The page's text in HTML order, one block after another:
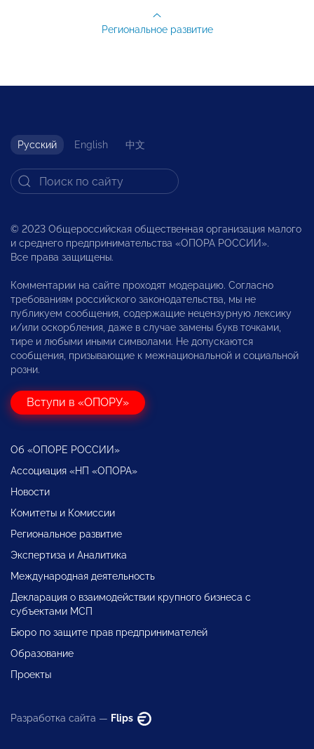
Региональное развитие
Русский English 中文
© 2023 Общероссийская общественная организация малого
и среднего предпринимательства «ОПОРА РОССИИ».
Все права защищены.
Комментарии на сайте проходят модерацию. Согласно
требованиям российского законодательства, мы не
публикуем сообщения, содержащие нецензурную лексику
и/или оскорбления, даже в случае замены букв точками,
тире и любыми иными символами. Не допускаются
сообщения, призывающие к межнациональной и социальной
розни.
Вступи в «ОПОРУ»
Об «ОПОРЕ РОССИИ»
Ассоциация «НП «ОПОРА»
Новости
Комитеты и Комиссии
Региональное развитие
Экспертиза и Аналитика
Международная деятельность
Декларация о взаимодействии крупного бизнеса с
субъектами МСП
Бюро по защите прав предпринимателей
Образование
Проекты
Разработка сайта — Flips